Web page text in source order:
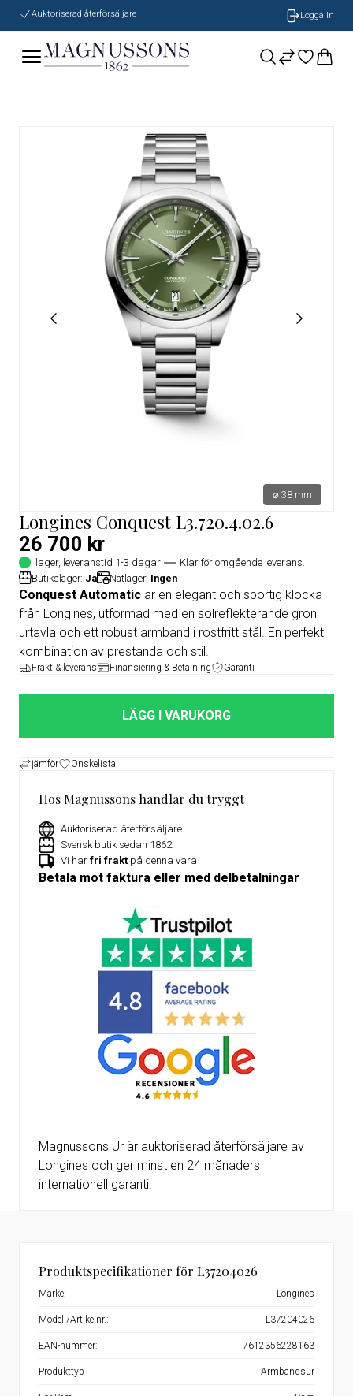
Auktoriserad återförsäljare Logga In
⌀ 38 mm
Longines Conquest L3.720.4.02.6
26 700 kr
I lager, leveranstid 1-3 dagar
Klar för omgående leverans.
Butikslager: Ja Nätlager: Ingen
Conquest Automatic är en elegant och sportig klocka
från Longines, utformad med en solreflekterande grön
urtavla och ett robust armband i rostfritt stål. En perfekt
kombination av prestanda och stil.
Frakt & leverans Finansiering & Betalning Garanti
LÄGG I VARUKORG
jämför Önskelista
Hos Magnussons handlar du tryggt
Auktoriserad återförsäljare
Svensk butik sedan 1862
Vi har fri frakt på denna vara
Betala mot faktura eller med delbetalningar
Magnussons Ur är auktoriserad återförsäljare av
Longines och ger minst en 24 månaders
internationell garanti.
Produktspecifikationer för L37204026
Märke: Longines
Modell/Artikelnr.: L37204026
EAN-nummer: 7612356228163
Produkttyp Armbandsur